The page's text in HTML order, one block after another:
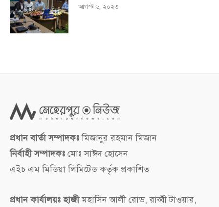
আগস্ট ৬, ২০২৩
প্রধান বার্তা সম্পাদকঃমিজানুর রহমান মিজান
নির্বাহী সম্পাদকঃ মোঃ সাঈদ হোসেন
এইচ এম মিডিয়া লিমিটেড কর্তৃক প্রকাশিত
প্রধান কার্যালয়ঃ হাজীমহাসিন আলী রোড, রাব্বী টাওয়ার,